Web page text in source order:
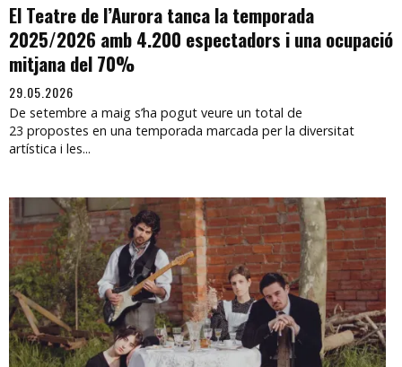
El Teatre de l’Aurora tanca la temporada
2025/2026 amb 4.200 espectadors i una ocupació
mitjana del 70%
29.05.2026
De setembre a maig s’ha pogut veure un total de
23 propostes en una temporada marcada per la diversitat
artística i les...